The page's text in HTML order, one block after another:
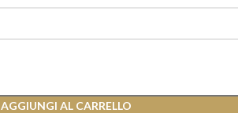
AGGIUNGI AL CARRELLO